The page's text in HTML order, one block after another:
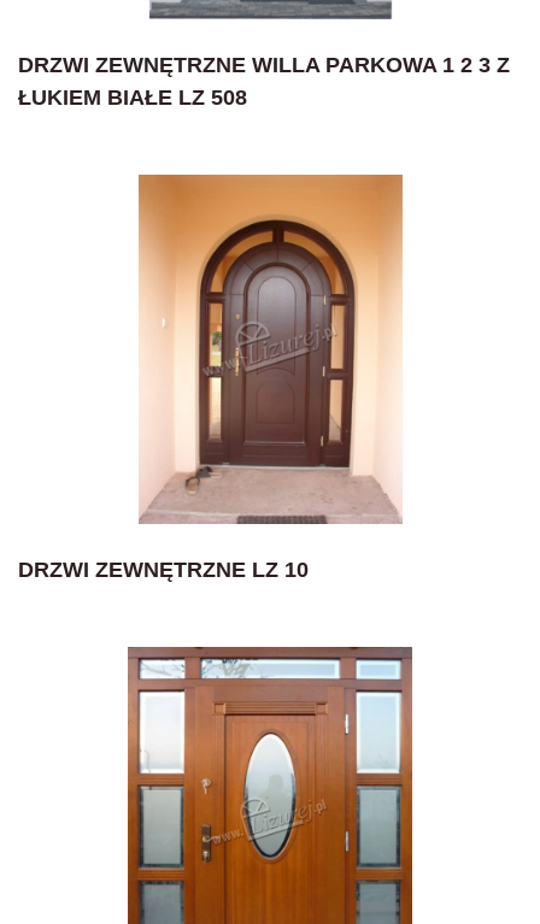
DRZWI ZEWNĘTRZNE WILLA PARKOWA 1 2 3 Z
ŁUKIEM BIAŁE LZ 508
DRZWI ZEWNĘTRZNE LZ 10